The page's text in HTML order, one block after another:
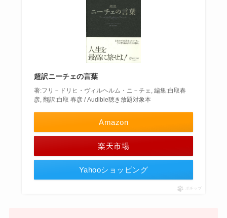
超訳ニーチェの言葉
著:フリ－ドリヒ・ヴィルヘルム・ニ－チェ, 編集:白取春
彦, 翻訳:白取 春彦 / Audible聴き放題対象本
Amazon
楽天市場
Yahooショッピング
ポチップ